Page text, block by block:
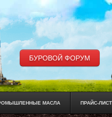
БУРОВОЙ ФОРУМ
МАСЛА ПРАЙС-ЛИСТ